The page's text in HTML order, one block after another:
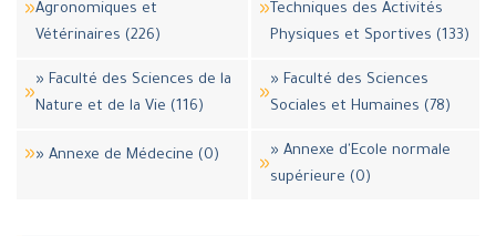
Agronomiques et
Vétérinaires (226)
Techniques des Activités
Physiques et Sportives (133)
» Faculté des Sciences de la
Nature et de la Vie (116)
» Faculté des Sciences
Sociales et Humaines (78)
» Annexe de Médecine (0)
» Annexe d'Ecole normale
supérieure (0)